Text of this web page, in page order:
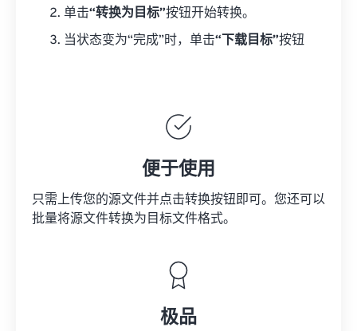
单击“转换为目标”按钮开始转换。
当状态变为“完成”时，单击“下载目标”按钮
便于使用
只需上传您的源文件并点击转换按钮即可。您还可以
批量将源文件转换为目标文件格式。
极品